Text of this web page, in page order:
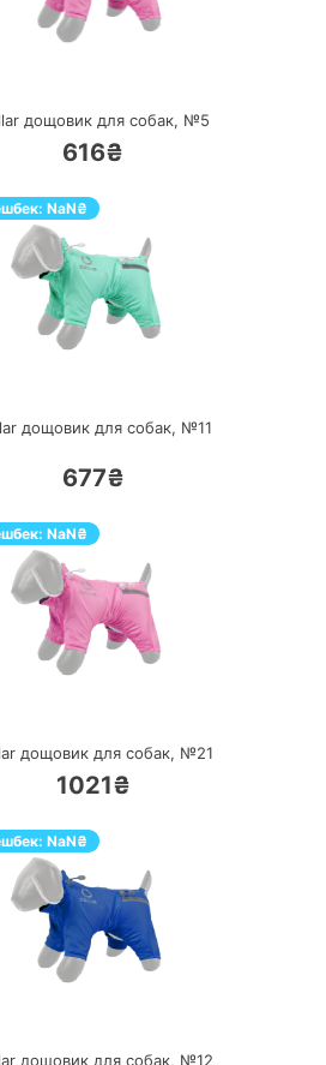
дощовик для собак, №5
616₴
NaN₴
дощовик для собак, №11
677₴
NaN₴
дощовик для собак, №21
1021₴
NaN₴
дощовик для собак, №12